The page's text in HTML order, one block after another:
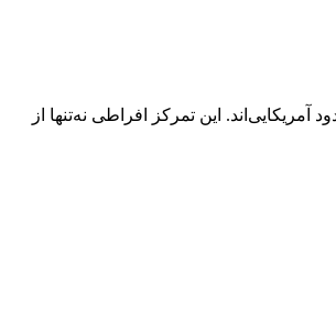
این تمرکز افراطی نه‌تنها از